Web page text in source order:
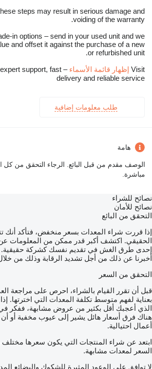
steps may result in serious damage and
voiding of the warranty.
in options – send in your used unit and we
and offset it against the purchase of a new
or refurbished unit.
Visit إظهار قائمة الأسماء
expert support, fast
delivery and reliable service
طلب معلومات إضافية
هامة
الوصف مقدم من قبل البائع. الرجاء التحقق من كل
مباشرة.
نصائح للشراء
نصائح للأمان
التحقق من البائع
إذا قررت شراء المعدات بسعر منخفض، فتأكد أنك
الحقيقي. اكتشف أكبر قدر ممكن من المعلومات
إحدى طرق الغش في تقديم نفسك كشركة
أخبرنا عن ذلك من أجل تشديد الرقابة وذلك من
التحقق من السعر
قبل أن تقرر القيام بالشراء، احرص على مراجعة
بعناية لفهم متوسط تكلفة المعدات التي اخترتها.
الذي أعجبك أقل بكثير من عروض مشابهة، ففكر في
هناك فرق أسعار هائل يشير إلى عيوب مخفية أو أن
أعمال احتيالية.
ابتعد عن شراء المنتجات التي يكون سعرها
السعر لمعدات مشابهة.
لا توافق على الوعود المثيرة للشكوك والبضائع